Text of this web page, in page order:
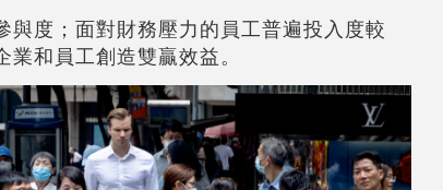
度；面對財務壓力的員工普遍投入度較
和員工創造雙贏效益。